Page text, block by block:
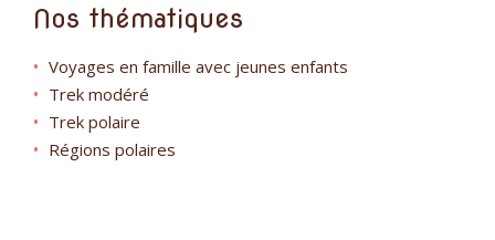
Nos thématiques
Voyages en famille avec jeunes enfants
Trek modéré
Trek polaire
Régions polaires